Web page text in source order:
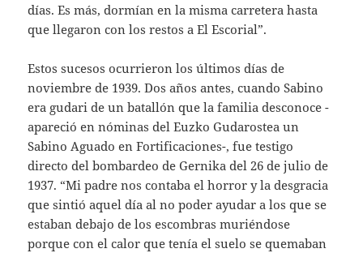
días. Es más, dormían en la misma carretera hasta
que llegaron con los restos a El Escorial”.
Estos sucesos ocurrieron los últimos días de
noviembre de 1939. Dos años antes, cuando Sabino
era gudari de un batallón que la familia desconoce -
apareció en nóminas del Euzko Gudarostea un
Sabino Aguado en Fortificaciones-, fue testigo
directo del bombardeo de Gernika del 26 de julio de
1937. “Mi padre nos contaba el horror y la desgracia
que sintió aquel día al no poder ayudar a los que se
estaban debajo de los escombras muriéndose
porque con el calor que tenía el suelo se quemaban